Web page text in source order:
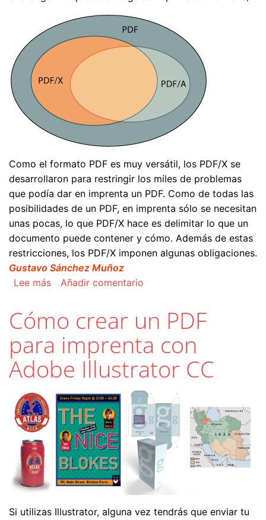
Como el formato PDF es muy versátil, los PDF/X se
desarrollaron para restringir los miles de problemas
que podía dar en imprenta un PDF. Como de todas las
posibilidades de un PDF, en imprenta sólo se necesitan
unas pocas, lo que PDF/X hace es delimitar lo que un
documento puede contener y cómo. Además de estas
restricciones, los PDF/X imponen algunas obligaciones.
Gustavo Sánchez Muñoz
Lee mássobre Los estándares PDF/X
Añadir comentario
Cómo crear un PDF
para imprenta con
Adobe Illustrator CC
Si utilizas Illustrator, alguna vez tendrás que enviar tu